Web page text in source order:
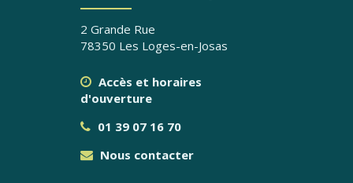
2 Grande Rue
78350 Les Loges-en-Josas
Accès et horaires
d'ouverture
01 39 07 16 70
Nous contacter